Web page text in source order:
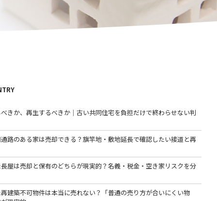
きか、再生するべきか｜古い共同住宅を負担だけで終わらせない判
通路のある家は売却できる？旗竿地・敷地延長で確認したい接道と再
屋は売却と保有のどちらが現実的？名義・税金・空き家リスクを分
建築不可物件は本当に売れない？「普通の売り方が合いにくい物